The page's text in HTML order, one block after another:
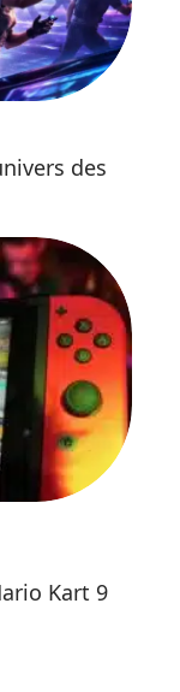
des
Kart 9